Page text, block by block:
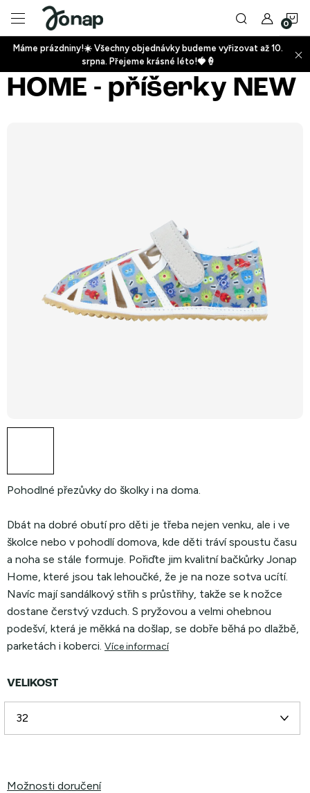
obsah
+
Máme prázdniny!☀️ Všechny objednávky budeme vyřizovat až 10.
srpna. Přejeme krásné léto!🍓🍦
HOME - příšerky NEW
Pohodlné přezůvky do školky i na doma.
Dbát na dobré obutí pro děti je třeba nejen venku, ale i ve
školce nebo v pohodlí domova, kde děti tráví spoustu času
a noha se stále formuje. Pořiďte jim kvalitní bačkůrky Jonap
Home, které jsou tak lehoučké, že je na noze sotva ucítí.
Navíc mají sandálkový střih s průstřihy, takže se k nožce
dostane čerstvý vzduch. S pryžovou a velmi ohebnou
podešví, která je měkká na došlap, se dobře běhá po dlažbě,
parketách i koberci. Více informací
VELIKOST
Možnosti doručení